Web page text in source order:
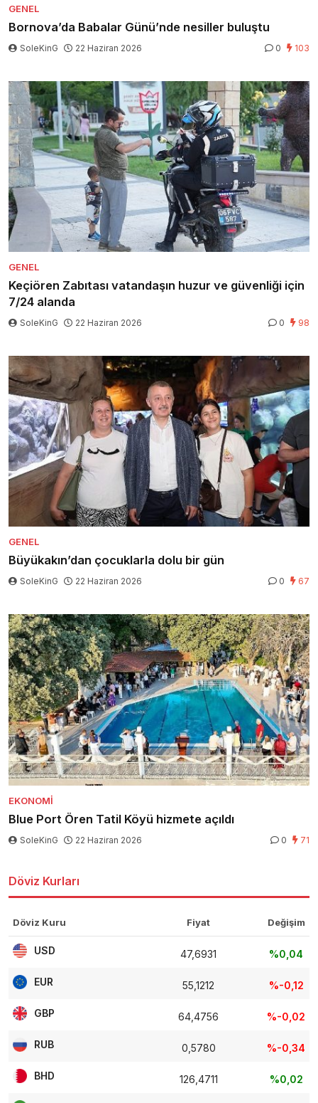
GENEL
Bornova’da Babalar Günü’nde nesiller buluştu
SoleKinG 22 Haziran 2026 0 103
GENEL
Keçiören Zabıtası vatandaşın huzur ve güvenliği için
7/24 alanda
SoleKinG 22 Haziran 2026 0 98
GENEL
Büyükakın’dan çocuklarla dolu bir gün
SoleKinG 22 Haziran 2026 0 67
EKONOMI
Blue Port Ören Tatil Köyü hizmete açıldı
SoleKinG 22 Haziran 2026 0 71
Döviz Kurları
Döviz Kuru Fiyat Değişim
USD 47,6931 %0,04
EUR 55,1212 %-0,12
GBP 64,4756 %-0,02
RUB 0,5780 %-0,34
BHD 126,4711 %0,02